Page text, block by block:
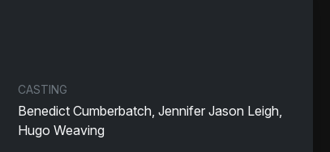
CASTING
Benedict Cumberbatch, Jennifer Jason Leigh,
Hugo Weaving